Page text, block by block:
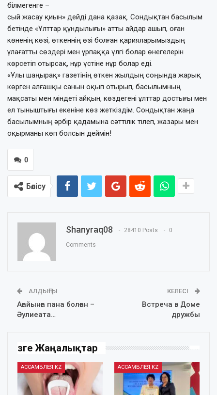
білмегенге –
сый жасау қиын» дейді дана қазақ. Сондықтан басылым
бетінде «Ұлттар құндылығы» атты айдар ашып, оған
көненің көзі, өткеннің өзі болған қарияларымыздың
ұлағатты сөздері мен ұрпаққа үлгі болар өнегелерін
көрсетіп отырсақ, нұр үстіне нұр болар еді.
«Ұлы шаңырақ» газетінің өткен жылдың соңында жарық
көрген алғашқы санын оқып отырып, басылымның
мақсаты мен міндеті айқын, көздегені ұлттар достығы мен
ел тыныштығы екеніне көз жеткіздім. Сондықтан жаңа
басылымның әрбір қадамына сәттілік тілеп, жазары мен
оқырманы көп болсын деймін!
0
Бөлісу
Shanyraq08 28410 Posts 0
Comments
АЛДЫҢҒЫ
Ағайынға пана болған –
Әулиеата…
КЕЛЕСІ
Встреча в Доме
дружбы
Өзге Жаңалықтар
АССАМБЛЕЯ.KZ АССАМБЛЕЯ.KZ